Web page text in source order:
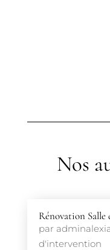
Nos
Rénovation
par
d'intervention